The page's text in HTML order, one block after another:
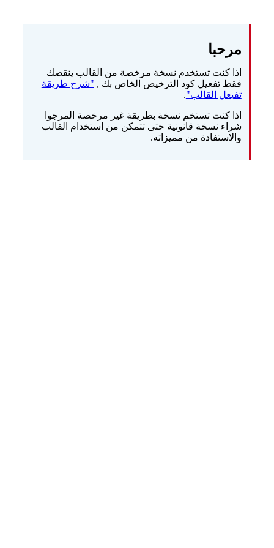
مرحبا
اذا كنت تستخدم نسخة مرخصة من القالب ينقصك
فقط تفعيل كود الترخيص الخاص بك , "شرح طريقة
تفيعل القالب".
اذا كنت تستخم نسخة بطريقة غير مرخصة المرجوا
شراء نسخة قانونية حتى تتمكن من استخدام القالب
والاستفادة من مميزاته.